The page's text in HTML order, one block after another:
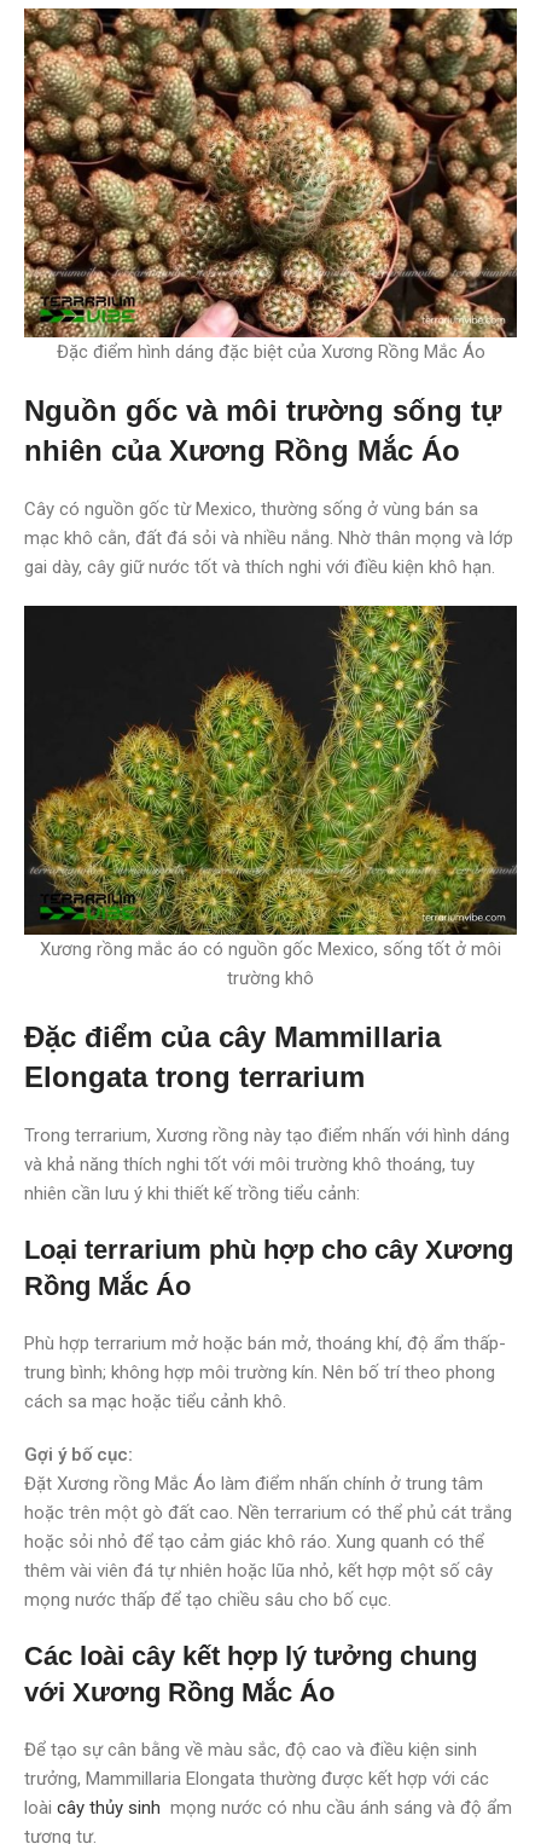
Đặc điểm hình dáng đặc biệt của Xương Rồng Mắc Áo
Nguồn gốc và môi trường sống tự
nhiên của Xương Rồng Mắc Áo
Cây có nguồn gốc từ Mexico, thường sống ở vùng bán sa
mạc khô cằn, đất đá sỏi và nhiều nắng. Nhờ thân mọng và lớp
gai dày, cây giữ nước tốt và thích nghi với điều kiện khô hạn.
Xương rồng mắc áo có nguồn gốc Mexico, sống tốt ở môi
trường khô
Đặc điểm của cây Mammillaria
Elongata trong terrarium
Trong terrarium, Xương rồng này tạo điểm nhấn với hình dáng
và khả năng thích nghi tốt với môi trường khô thoáng, tuy
nhiên cần lưu ý khi thiết kế trồng tiểu cảnh:
Loại terrarium phù hợp cho cây Xương
Rồng Mắc Áo
Phù hợp terrarium mở hoặc bán mở, thoáng khí, độ ẩm thấp-
trung bình; không hợp môi trường kín. Nên bố trí theo phong
cách sa mạc hoặc tiểu cảnh khô.
Gợi ý bố cục:
Đặt Xương rồng Mắc Áo làm điểm nhấn chính ở trung tâm
hoặc trên một gò đất cao. Nền terrarium có thể phủ cát trắng
hoặc sỏi nhỏ để tạo cảm giác khô ráo. Xung quanh có thể
thêm vài viên đá tự nhiên hoặc lũa nhỏ, kết hợp một số cây
mọng nước thấp để tạo chiều sâu cho bố cục.
Các loài cây kết hợp lý tưởng chung
với Xương Rồng Mắc Áo
Để tạo sự cân bằng về màu sắc, độ cao và điều kiện sinh
trưởng, Mammillaria Elongata thường được kết hợp với các
loài cây thủy sinh mọng nước có nhu cầu ánh sáng và độ ẩm
tương tự.